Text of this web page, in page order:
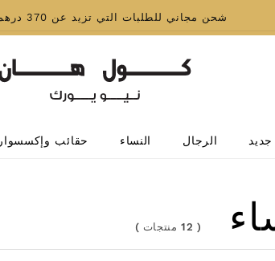
شحن مجاني للطلبات التي تزيد عن 370 درهم إماراتي
جديد الرجال النساء حقائب
( 12 منتجات )